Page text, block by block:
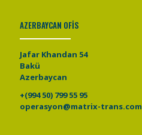
AZERBAYCAN OFİS
Jafar Khandan 54
Bakü
Azerbaycan
+(994 50) 799 55 95
operasyon@matrix-trans.com